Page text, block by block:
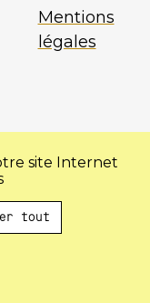
Mentions
légales
site Internet
tout